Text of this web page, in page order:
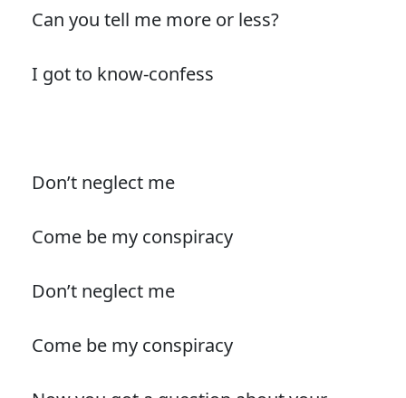
Can you tell me more or less?
I got to know-confess
Don’t neglect me
Come be my conspiracy
Don’t neglect me
Come be my conspiracy